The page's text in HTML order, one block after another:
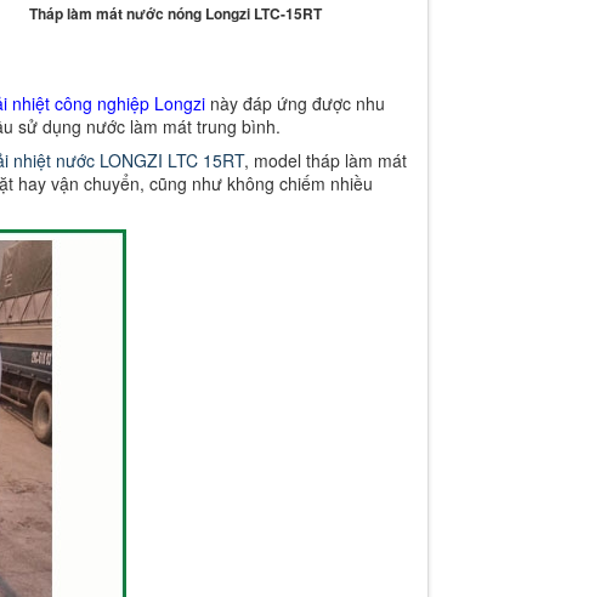
Tháp làm mát nước nóng Longzi LTC-15RT
nhiệt công nghiệp Longzinày đáp ứng được nhu
sử dụng nước làm mát trung bình.
nhiệt nước LONGZI LTC 15RT, model tháp làm mát
hay vận chuyển, cũng như không chiếm nhiều